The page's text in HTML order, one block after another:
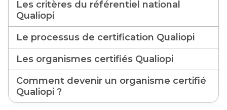
Les critères du référentiel national
Qualiopi
Le processus de certification Qualiopi
Les organismes certifiés Qualiopi
Comment devenir un organisme certifié
Qualiopi ?